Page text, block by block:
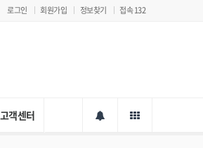
로그인 회원가입 정보찾기 접속 132
고객센터